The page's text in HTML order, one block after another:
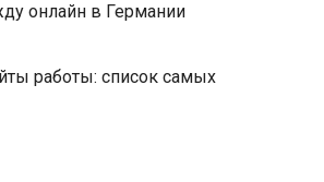
онлайн в Германии
работы: список самых